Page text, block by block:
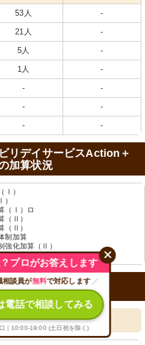
53人 -
21人 -
5人 -
1人 -
- -
- -
- -
リデイサービスAction＋
加算状況
Ⅰ）
（Ⅰ）ロ
（Ⅱ）
（Ⅱ）
制加算
強化加算（Ⅱ）
加算（Ⅱ）
プロがお答えします
相談員が無料で対応します ／
電話で相談してみる
｜10:00-19:00 (土日祝を除く)